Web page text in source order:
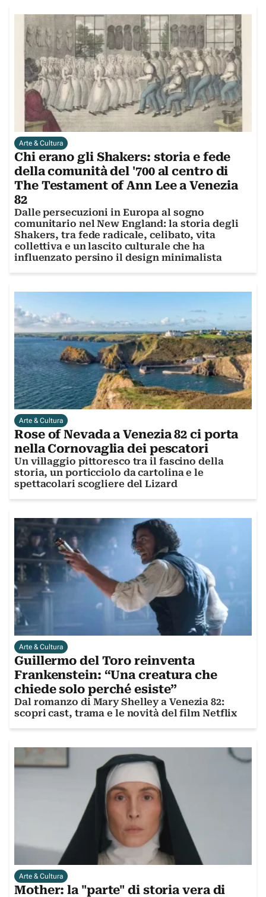
Arte & Cultura
Chi erano gli Shakers: storia e fede
della comunità del '700 al centro di
The Testament of Ann Lee a Venezia
82
Dalle persecuzioni in Europa al sogno
comunitario nel New England: la storia degli
Shakers, tra fede radicale, celibato, vita
collettiva e un lascito culturale che ha
influenzato persino il design minimalista
Arte & Cultura
Rose of Nevada a Venezia 82 ci porta
nella Cornovaglia dei pescatori
Un villaggio pittoresco tra il fascino della
storia, un porticciolo da cartolina e le
spettacolari scogliere del Lizard
Arte & Cultura
Guillermo del Toro reinventa
Frankenstein: “Una creatura che
chiede solo perché esiste”
Dal romanzo di Mary Shelley a Venezia 82:
scopri cast, trama e le novità del film Netflix
Arte & Cultura
Mother: la "parte" di storia vera di